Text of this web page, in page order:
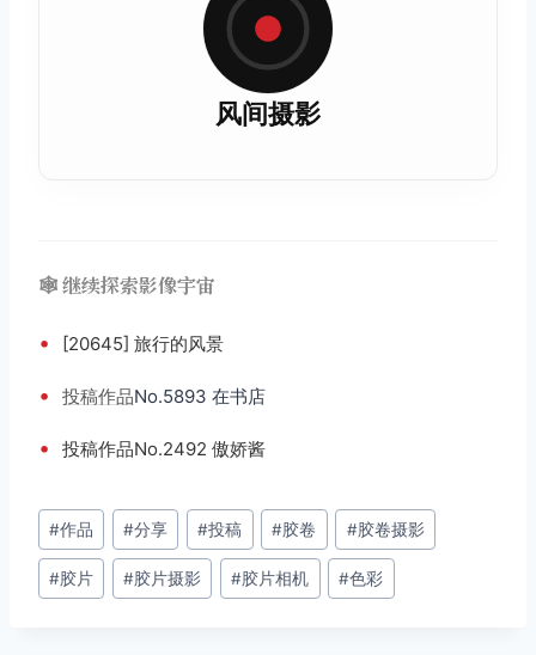
风间摄影
🕸️ 继续探索影像宇宙
• [20645] 旅行的风景
• 投稿作品No.5893 在书店
• 投稿作品No.2492 傲娇酱
文
章
标
#作品 #分享 #投稿 #胶卷 #胶卷摄影
#胶片 #胶片摄影 #胶片相机 #色彩